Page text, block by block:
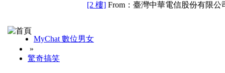
[2 樓] From：臺灣中華電信股份有限公
MyChat 數位男女
»
驚奇搞笑